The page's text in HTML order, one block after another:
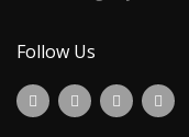
Follow Us